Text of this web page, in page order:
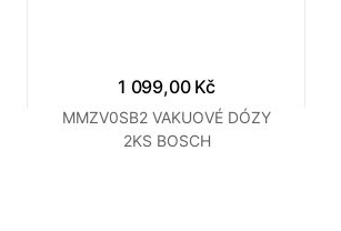
1 099,00 Kč
MMZV0SB2 VAKUOVÉ DÓZY
2KS BOSCH